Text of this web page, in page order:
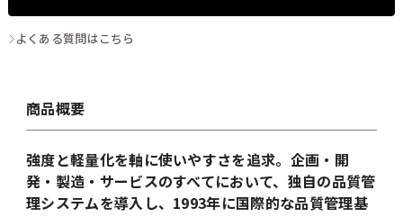
よくある質問はこちら
商品概要
強度と軽量化を軸に使いやすさを追求。企画・開
発・製造・サービスのすべてにおいて、独自の品質管
理システムを導入し、1993年に国際的な品質管理基